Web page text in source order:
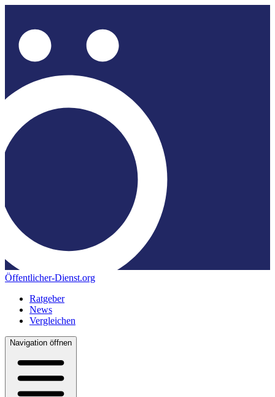
Öffentlicher-Dienst.org
Ratgeber
News
Vergleichen
Navigation öffnen